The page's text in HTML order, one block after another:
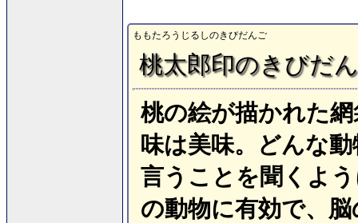
ももたろうじるしのきびだんご
桃太郎印のきびだ
桃の絵が描かれた
味は美味。どんな
言うことを聞くよ
の動物に有効で、